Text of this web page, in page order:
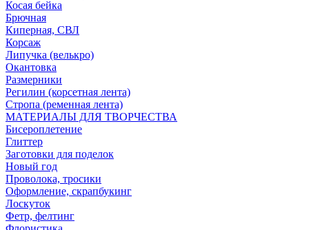
Косая бейка
Брючная
Киперная, СВЛ
Корсаж
Липучка (велькро)
Окантовка
Размерники
Регилин (корсетная лента)
Стропа (ременная лента)
МАТЕРИАЛЫ ДЛЯ ТВОРЧЕСТВА
Бисероплетение
Глиттер
Заготовки для поделок
Новый год
Проволока, тросики
Оформление, скрапбукинг
Лоскуток
Фетр, фелтинг